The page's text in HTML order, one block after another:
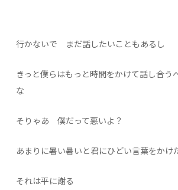
行かないで まだ話したいこともあるし
きっと僕らはもっと時間をかけて話し合う
な
そりゃあ 僕だって悪いよ？
あまりに暑い暑いと君にひどい言葉をかけ
それは平に謝る